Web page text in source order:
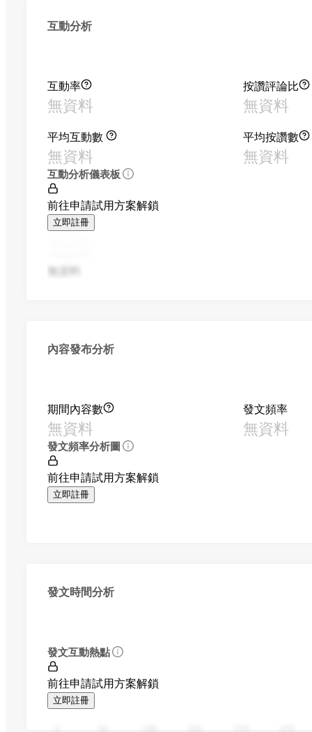
互動分析
互動率
無資料
按讚評論比
無資料
平均互動數
無資料
平均按讚數
無資料
互動分析儀表板
前往申請試用方案解鎖
立即註冊
無資料
內容發布分析
期間內容數
無資料
發文頻率
無資料
發文頻率分析圖
前往申請試用方案解鎖
立即註冊
發文時間分析
發文互動熱點
前往申請試用方案解鎖
立即註冊